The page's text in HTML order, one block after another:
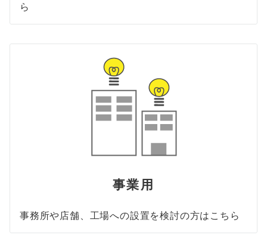
ら
事業用
事務所や店舗、工場への設置を検討の方はこちら